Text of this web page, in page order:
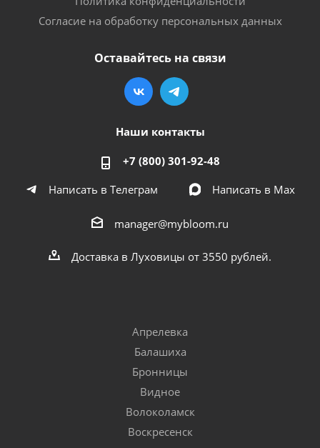
Согласие на обработку персональных данных
Оставайтесь на связи
Наши контакты
+7 (800) 301-92-48
Написать в Телеграм
Написать в Мах
manager@mybloom.ru
Доставка в Луховицы от 3550 рублей.
Апрелевка
Балашиха
Бронницы
Видное
Волоколамск
Воскресенск